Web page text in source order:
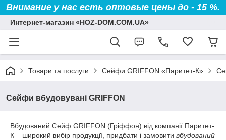
Внимание у нас есть оптовые цены до - 15 %.
Интернет-магазин «HOZ-DOM.COM.UA»
Товари та послуги Сейфи GRIFFON «Паритет-К»
Сейфи вбудовувані GRIFFON
Вбудований Сейф GRIFFON (Гріффон) від компанії Паритет-
К – широкий вибір продукції, придбати і замовити вбудований